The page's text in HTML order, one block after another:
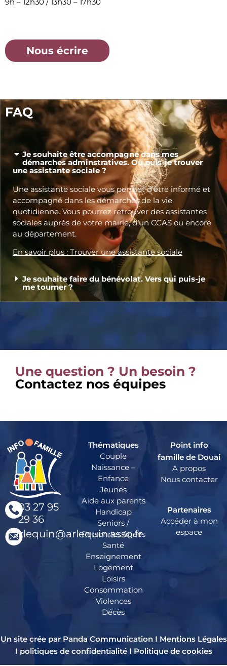
9h – 12h30 / 13h30 – 17h30
Nous écrire
FAQ
Je souhaite être accompagné dans mes
démarches adminstratives. Où puis-je trouver
une assistante sociale ?
Une assistante sociale vous permet d’être informé et
accompagné dans les démarches de la vie
quotidienne. Vous pourrez retrouver des assistantes
sociales auprès de votre mairie, d’un CCAS ou encore
au département.
En savoir plus : Trouver une assistante sociale
Je souhaite faire du bénévolat. Vers qui puis-je
me tourner ?
Une question ? Un besoin ?
Contactez nos équipes
03 27 95
29 36
arlequin@arlequin.asso.fr
Thématiques
Couple
Naissance –
Enfance
Jeunes
Aide aux parents
Handicap
Seniors /
Personnes âgées
Santé
Enseignement
Logement
Loisirs
Consommation
Violences
Décès
Point info
famille de Douai
A propos
Nous contacter
Partenaires
Accéder à mon
espace
Un site crée par Panda Communication I Mentions Légales
I politiques de confidentialitéI Politique de cookies